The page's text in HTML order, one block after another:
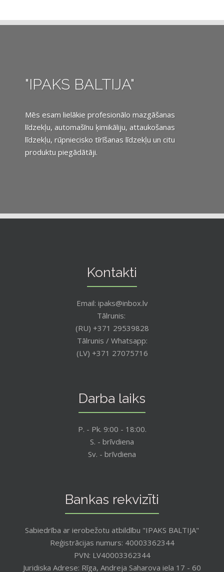
"IPAKS BALTIJA"
Mēs esam lielākie profesionālo mazgāšanas
līdzekļu, automašīnu ķimikāliju, attaukošanas
līdzekļu, rūpniecisko tīrīšanas līdzekļu un citu
produktu piegādātāji.
Kontakti
Email: ipaks@inbox.lv
Tālrunis:
(RU) +371 29539828
Tālrunis / Whatsapp:
(LV) +371 27075716
Darba laiks
P. - Pk. 9:00 - 18:00.
S. - brīvdiena
Sv. - brīvdiena
Bankas rekvizīti
Sabiedrība ar ierobežotu atbildību "IPAKS BALTIJA"
Reģistrācijas numurs: 40003362344
PVN: LV40003362344
Juridiska Adrese: Rīga, Andreja Saharova iela 17 - 60